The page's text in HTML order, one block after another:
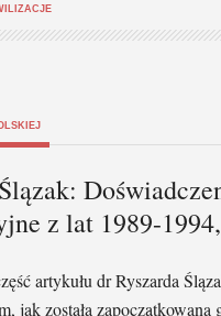
z lat 1989-
artykułu dr Ryszarda
jak została zapoczątkowana